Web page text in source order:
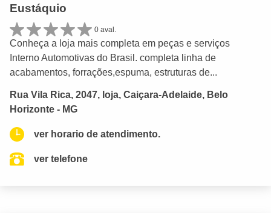
Eustáquio
0 aval.
Conheça a loja mais completa em peças e serviços
Interno Automotivas do Brasil. completa linha de
acabamentos, forrações,espuma, estruturas de...
Rua Vila Rica, 2047, loja, Caiçara-Adelaide, Belo
Horizonte - MG
ver horario de atendimento.
ver telefone